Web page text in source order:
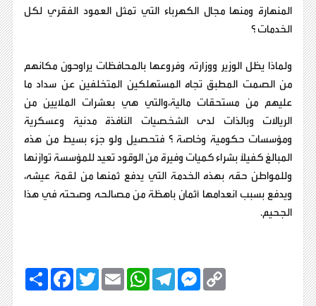
المنهارة ومنها مجال الكهرباء التي تمثل العمود الفقري لكل
الخدمات ؟
ولماذا يظل الوزير ووزارته وفروعها بالمحافظات يراوحون مكانهم
من الصمت المطبق تجاه المستهلكين المتخلفين عن سداد ما
عليهم من مستحقات مالية،والتي هي بعشرات الملايين من
الريالات وبالذات لدى الشخصيات النافذة مدنية وعسكرية
ومؤسسات حكومية وخاصة ؟ فتحصيل ولو جزء بسيط من هذه
المبالغ كفيلًا بشراء كميات وفيرة من الوقود تعيد للمؤسسة توازنها
وللمواطن حقه بهذه الخدمة التي يدفع ثمنها من لقمة عيشه،
ويدفع بسبب انعدامها أثمان باهظة من مصالحه وصحته في هذا
الجحيم.
ا
F
a
T
w
E
m
W
h
T
e
M
e
C